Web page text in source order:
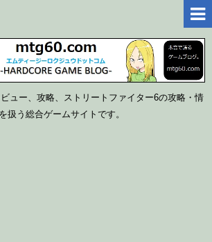
ュー、攻略、ストリートファイター6の攻略・情
扱う総合ゲームサイトです。